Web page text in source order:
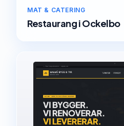
MAT & CATERING
RestaurangiOckelbo